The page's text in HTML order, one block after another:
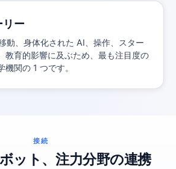
リー
動、身体化された AI、操作、スター
教育的影響に及ぶため、最も注目度の
関の 1 つです。
接続
ット、注力分野の連携